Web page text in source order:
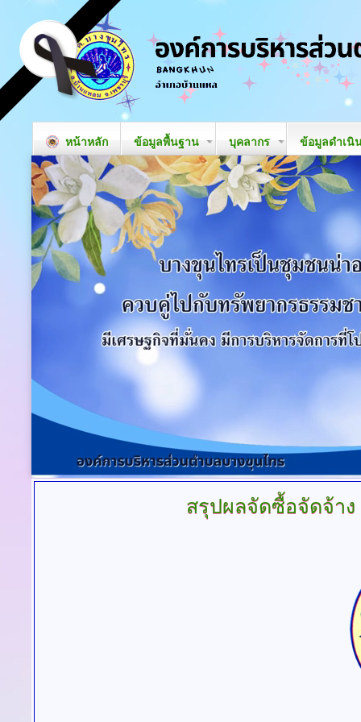
หน้าหลัก ข้อมูลพื้นฐาน บุคลากร ข้อมูลดำเนิ
สรุปผลจัดซื้อจัดจ้า